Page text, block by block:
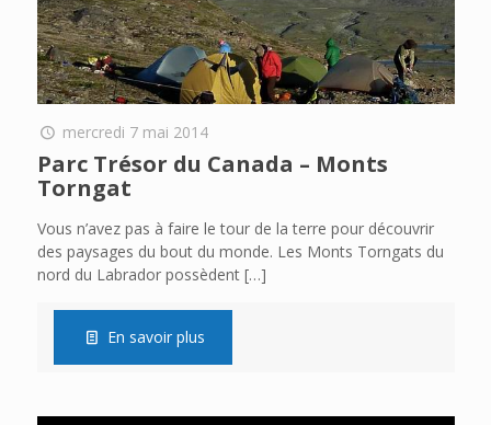
mercredi 7 mai 2014
Parc Trésor du Canada – Monts
Torngat
Vous n’avez pas à faire le tour de la terre pour découvrir
des paysages du bout du monde. Les Monts Torngats du
nord du Labrador possèdent[…]
En savoir plus